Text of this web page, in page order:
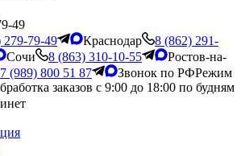
49
279-79-49
Краснодар
8 (862) 291-
Сочи 8 (863) 310-10-55
Ростов-на-
(989) 800 51 87 Звонок по РФРежим
заказов с 9:00 до 18:00 по будням